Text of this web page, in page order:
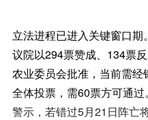
立法进程已进入关键窗口
议院以294票赞成、134票
农业委员会批准，当前需
全体投票，需60票方可通
警示，若错过5月21日阵亡